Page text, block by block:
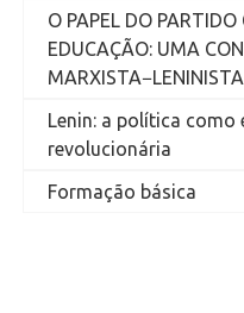
O PAPEL DO
EDUCAÇÃO: UMA
MARXISTA−LENINISTA
Lenin: a política como
revolucionária
Formação básica